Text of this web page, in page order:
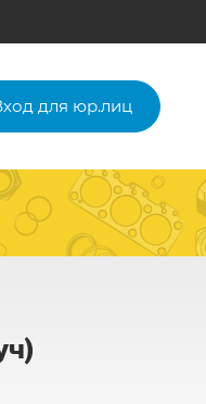
для юр.лиц